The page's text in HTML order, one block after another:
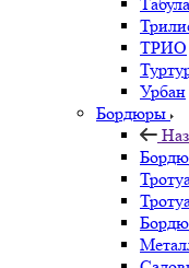
ТРИО
Урбан
Бордюры